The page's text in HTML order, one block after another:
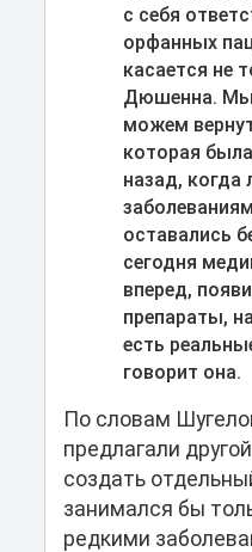
с себя
орфанных
касается не
Дюшенна. Мы
можем
которая
назад,
оставались
сегодня
вперед,
препараты,
есть
говорит она.
По словам
предлагали
создать
занимался бы
редкими